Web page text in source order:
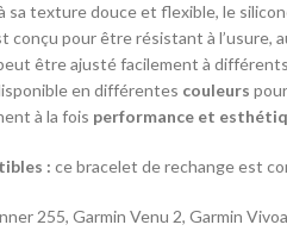
sa texture douce et flexible, le
conçu pour être résistant à l’usure,
être ajusté facilement à
en différentes couleurs
à la fois performance et
: ce bracelet de rechange est
255, Garmin Venu 2, Garmin